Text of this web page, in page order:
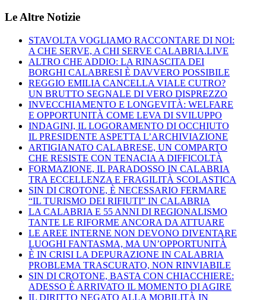
Le Altre Notizie
STAVOLTA VOGLIAMO RACCONTARE DI NOI:
A CHE SERVE, A CHI SERVE CALABRIA.LIVE
ALTRO CHE ADDIO: LA RINASCITA DEI
BORGHI CALABRESI È DAVVERO POSSIBILE
REGGIO EMILIA CANCELLA VIALE CUTRO?
UN BRUTTO SEGNALE DI VERO DISPREZZO
INVECCHIAMENTO E LONGEVITÀ: WELFARE
E OPPORTUNITÀ COME LEVA DI SVILUPPO
INDAGINI, IL LOGORAMENTO DI OCCHIUTO
IL PRESIDENTE ASPETTA L’ARCHIVIAZIONE
ARTIGIANATO CALABRESE, UN COMPARTO
CHE RESISTE CON TENACIA A DIFFICOLTÀ
FORMAZIONE, IL PARADOSSO IN CALABRIA
TRA ECCELLENZA E FRAGILITÀ SCOLASTICA
SIN DI CROTONE, È NECESSARIO FERMARE
“IL TURISMO DEI RIFIUTI” IN CALABRIA
LA CALABRIA E 55 ANNI DI REGIONALISMO
TANTE LE RIFORME ANCORA DA ATTUARE
LE AREE INTERNE NON DEVONO DIVENTARE
LUOGHI FANTASMA, MA UN’OPPORTUNITÀ
È IN CRISI LA DEPURAZIONE IN CALABRIA
PROBLEMA TRASCURATO, NON RINVIABILE
SIN DI CROTONE, BASTA CON CHIACCHIERE:
ADESSO È ARRIVATO IL MOMENTO DI AGIRE
IL DIRITTO NEGATO ALLA MOBILITÀ IN